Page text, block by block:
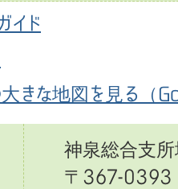
イド
きな地図を見る（
神泉総合支
〒367-0393